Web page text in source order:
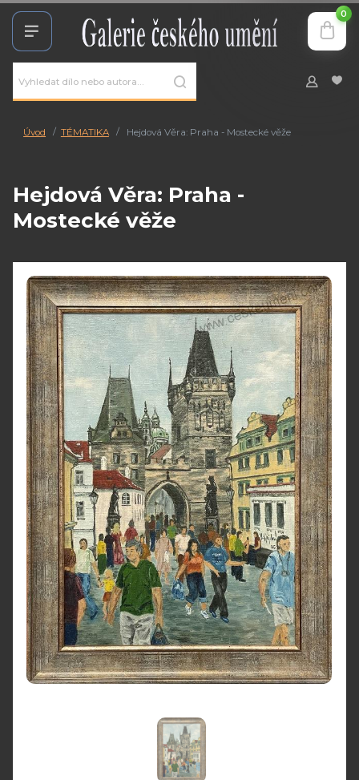
0
Úvod TÉMATIKA Hejdová Věra: Praha - Mostecké věže
Hejdová Věra: Praha -
Mostecké věže